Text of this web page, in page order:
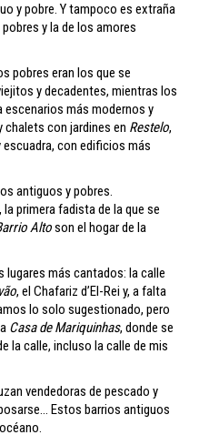
y pobre. Y tampoco es extraña
y la de los amores
pobres eran los que se
y decadentes, mientras los
escenarios más modernos y
chalets con jardines en Restelo,
escuadra, con edificios más
antiguos y pobres.
primera fadista de la que se
Altoson el hogar de la
lugares más cantados: la calle
, el Chafariz d’El-Rei y, a falta
lo solo sugestionado, pero
Casa deMariquinhas, donde se
la calle, incluso la calle de mis
vendedoras de pescado y
Estos barrios antiguos